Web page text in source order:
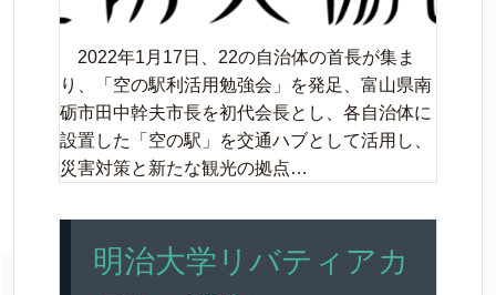
2022年1月17日、22の自治体の首長が集ま
り、「空の駅利活用勉強会」を発足、富山県南
砺市田中幹夫市長を初代会長とし、各自治体に
設置した「空の駅」を交通ハブとして活用し、
災害対策と新たな観光の拠点…
明治大学リバティアカ